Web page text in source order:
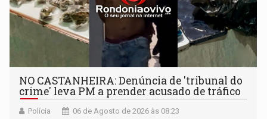
NO CASTANHEIRA: ​Denúncia de 'tribunal do
crime' leva PM a prender acusado de tráfico
Polícia 06 de Agosto de 2026 às 08:23